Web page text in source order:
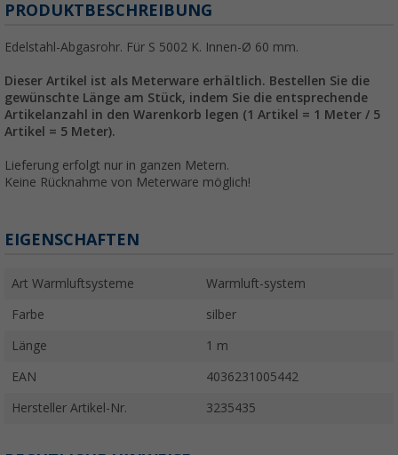
PRODUKTBESCHREIBUNG
Edelstahl-Abgasrohr. Für S 5002 K. Innen-Ø 60 mm.
Dieser Artikel ist als Meterware erhältlich. Bestellen Sie die
gewünschte Länge am Stück, indem Sie die entsprechende
Artikelanzahl in den Warenkorb legen (1 Artikel = 1 Meter / 5
Artikel = 5 Meter).
Lieferung erfolgt nur in ganzen Metern.
Keine Rücknahme von Meterware möglich!
EIGENSCHAFTEN
Art Warmluftsysteme Warmluft-system
Farbe silber
Länge 1 m
EAN 4036231005442
Hersteller Artikel-Nr. 3235435